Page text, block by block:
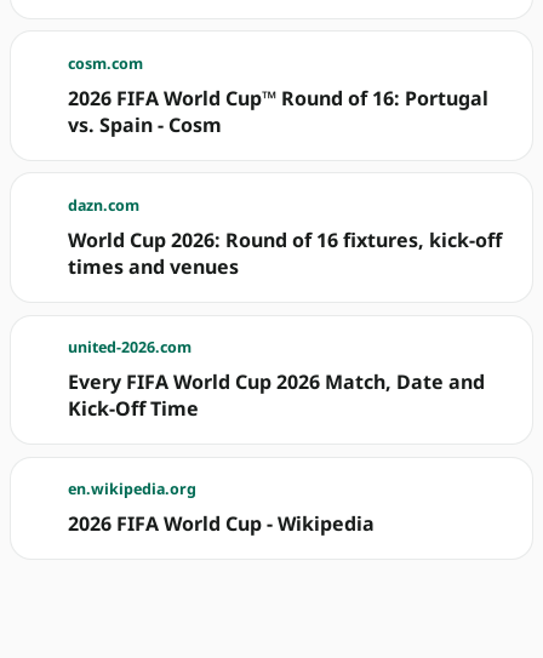
cosm.com
2026 FIFA World Cup™ Round of 16: Portugal
vs. Spain - Cosm
dazn.com
World Cup 2026: Round of 16 fixtures, kick-off
times and venues
united-2026.com
Every FIFA World Cup 2026 Match, Date and
Kick-Off Time
en.wikipedia.org
2026 FIFA World Cup - Wikipedia